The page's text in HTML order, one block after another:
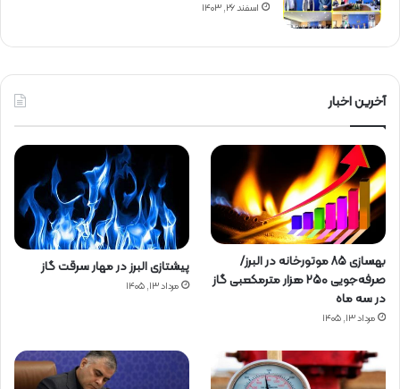
اسفند ۲۶, ۱۴۰۳
آخرین اخبار
بهسازی ۸۵ موتورخانه در البرز/
صرفه‌جویی ۲۵۰ هزار مترمکعبی گاز
در سه ماه
مرداد ۱۳, ۱۴۰۵
پیشتازی البرز در مهار سرقت گاز
مرداد ۱۳, ۱۴۰۵